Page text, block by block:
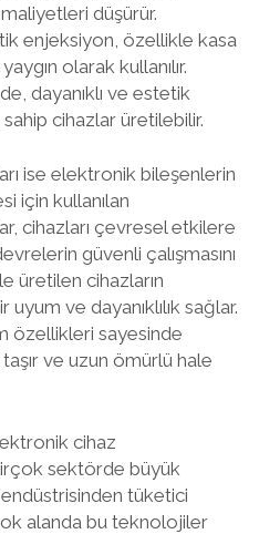
düşürür.
enjeksiyon, özellikle kasa
olarak kullanılır.
dayanıklı ve estetik
cihazlar üretilebilir.
ise elektronik bileşenlerin
için kullanılan
cihazları çevresel etkilere
güvenli çalışmasını
üretilen cihazların
ve dayanıklılık sağlar.
özellikleri sayesinde
ve uzun ömürlü hale
cihaz
sektörde büyük
tüketici
alanda bu teknolojiler